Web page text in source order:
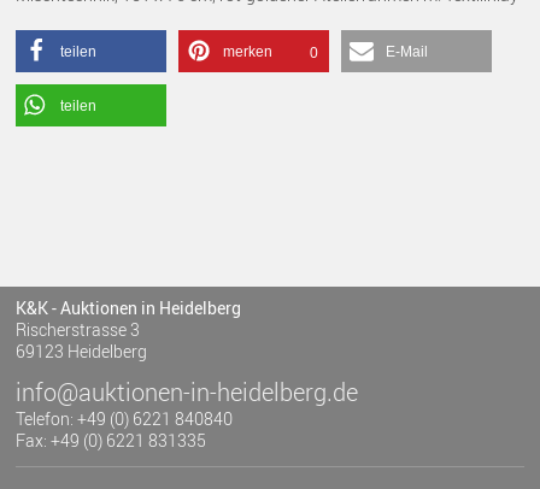
teilen merken 0 E-Mail
teilen
K&K - Auktionen in Heidelberg
Rischerstrasse 3
69123 Heidelberg
info@auktionen-in-heidelberg.de
Telefon: +49 (0) 6221 840840
Fax: +49 (0) 6221 831335